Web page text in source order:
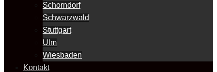
Schorndorf
Schwarzwald
Stuttgart
Ulm
Wiesbaden
Kontakt